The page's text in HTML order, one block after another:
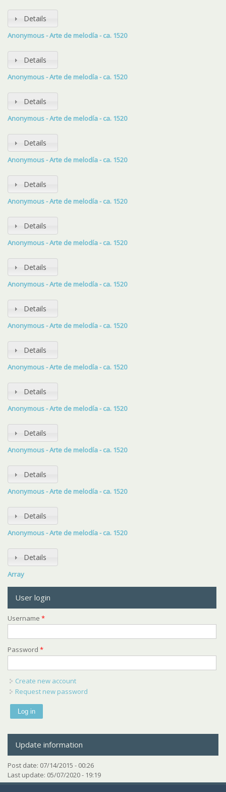
Details
Anonymous - Arte de melodía - ca. 1520
Details
Anonymous - Arte de melodía - ca. 1520
Details
Anonymous - Arte de melodía - ca. 1520
Details
Anonymous - Arte de melodía - ca. 1520
Details
Anonymous - Arte de melodía - ca. 1520
Details
Anonymous - Arte de melodía - ca. 1520
Details
Anonymous - Arte de melodía - ca. 1520
Details
Anonymous - Arte de melodía - ca. 1520
Details
Anonymous - Arte de melodía - ca. 1520
Details
Anonymous - Arte de melodía - ca. 1520
Details
Anonymous - Arte de melodía - ca. 1520
Details
Anonymous - Arte de melodía - ca. 1520
Details
Anonymous - Arte de melodía - ca. 1520
Details
Array
User login
Username *
Password *
Create new account
Request new password
Update information
Post date: 07/14/2015 - 00:26
Last update: 05/07/2020 - 19:19